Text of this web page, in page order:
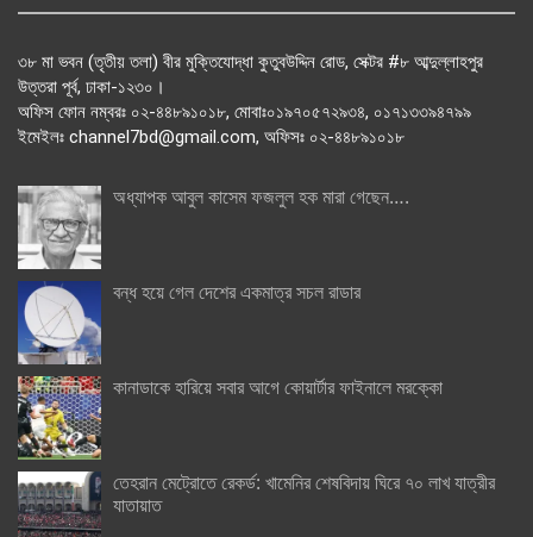
৩৮ মা ভবন (তৃতীয় তলা) বীর মুক্তিযোদ্ধা কুতুবউদ্দিন রোড, সেক্টর #৮ আব্দুল্লাহপুর
উত্তরা পূর্ব, ঢাকা-১২৩০।
অফিস ফোন নম্বরঃ ০২-৪৪৮৯১০১৮, মোবাঃ০১৯৭০৫৭২৯৩৪, ০১৭১৩৩৯৪৭৯৯
ইমেইলঃ channel7bd@gmail.com, অফিসঃ ০২-৪৪৮৯১০১৮
অধ্যাপক আবুল কাসেম ফজলুল হক মারা গেছেন….
বন্ধ হয়ে গেল দেশের একমাত্র সচল রাডার
কানাডাকে হারিয়ে সবার আগে কোয়ার্টার ফাইনালে মরক্কো
তেহরান মেট্রোতে রেকর্ড: খামেনির শেষবিদায় ঘিরে ৭০ লাখ যাত্রীর
যাতায়াত